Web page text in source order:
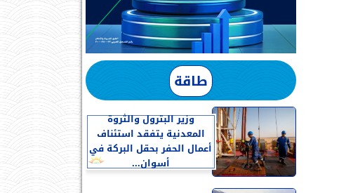
طاقة
وزير البترول والثروة
المعدنية يتفقد استئناف
أعمال الحفر بحقل البركة في
أسوان...